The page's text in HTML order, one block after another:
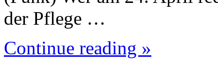
der Pflege …
Continue reading »